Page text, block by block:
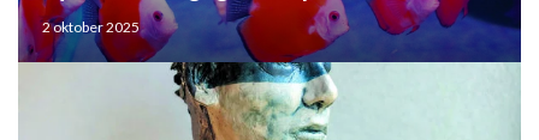
2 oktober 2025